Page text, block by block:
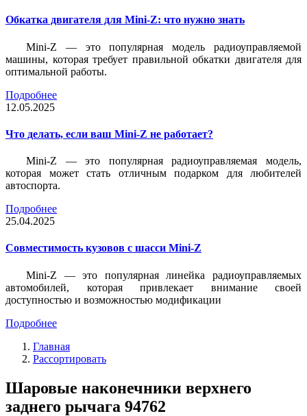
Обкатка двигателя для Mini-Z: что нужно знать
Mini-Z — это популярная модель радиоуправляемой
машины, которая требует правильной обкатки двигателя для
оптимальной работы.
Подробнее
12.05.2025
Что делать, если ваш Mini-Z не работает?
Mini-Z — это популярная радиоуправляемая модель,
которая может стать отличным подарком для любителей
автоспорта.
Подробнее
25.04.2025
Совместимость кузовов с шасси Mini-Z
Mini-Z — это популярная линейка радиоуправляемых
автомобилей, которая привлекает внимание своей
доступностью и возможностью модификации
Подробнее
Главная
Рассортировать
Шаровые наконечники верхнего
заднего рычага 94762